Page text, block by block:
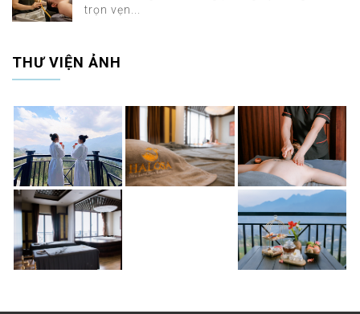
trọn vẹn...
THƯ VIỆN ẢNH